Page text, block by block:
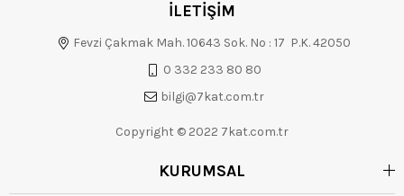
İLETİŞİM
Fevzi Çakmak Mah. 10643 Sok. No : 17 P.K. 42050
0 332 233 80 80
bilgi@7kat.com.tr
Copyright © 2022 7kat.com.tr
KURUMSAL